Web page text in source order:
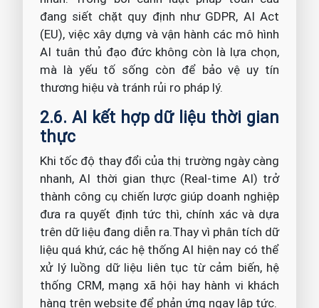
đang siết chặt quy định như GDPR, AI Act
(EU), việc xây dựng và vận hành các mô hình
AI tuân thủ đạo đức không còn là lựa chọn,
mà là yếu tố sống còn để bảo vệ uy tín
thương hiệu và tránh rủi ro pháp lý.
2.6. AI kết hợp dữ liệu thời gian
thực
Khi tốc độ thay đổi của thị trường ngày càng
nhanh, AI thời gian thực (Real-time AI) trở
thành công cụ chiến lược giúp doanh nghiệp
đưa ra quyết định tức thì, chính xác và dựa
trên dữ liệu đang diễn ra.Thay vì phân tích dữ
liệu quá khứ, các hệ thống AI hiện nay có thể
xử lý luồng dữ liệu liên tục từ cảm biến, hệ
thống CRM, mạng xã hội hay hành vi khách
hàng trên website để phản ứng ngay lập tức.